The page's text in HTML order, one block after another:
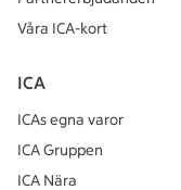
Våra ICA-kort
ICA
ICAs egna varor
ICA Gruppen
ICA Nära